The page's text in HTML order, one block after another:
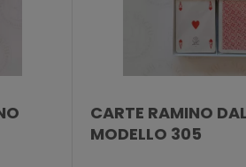
CARTE RAMINO
MODELLO 305